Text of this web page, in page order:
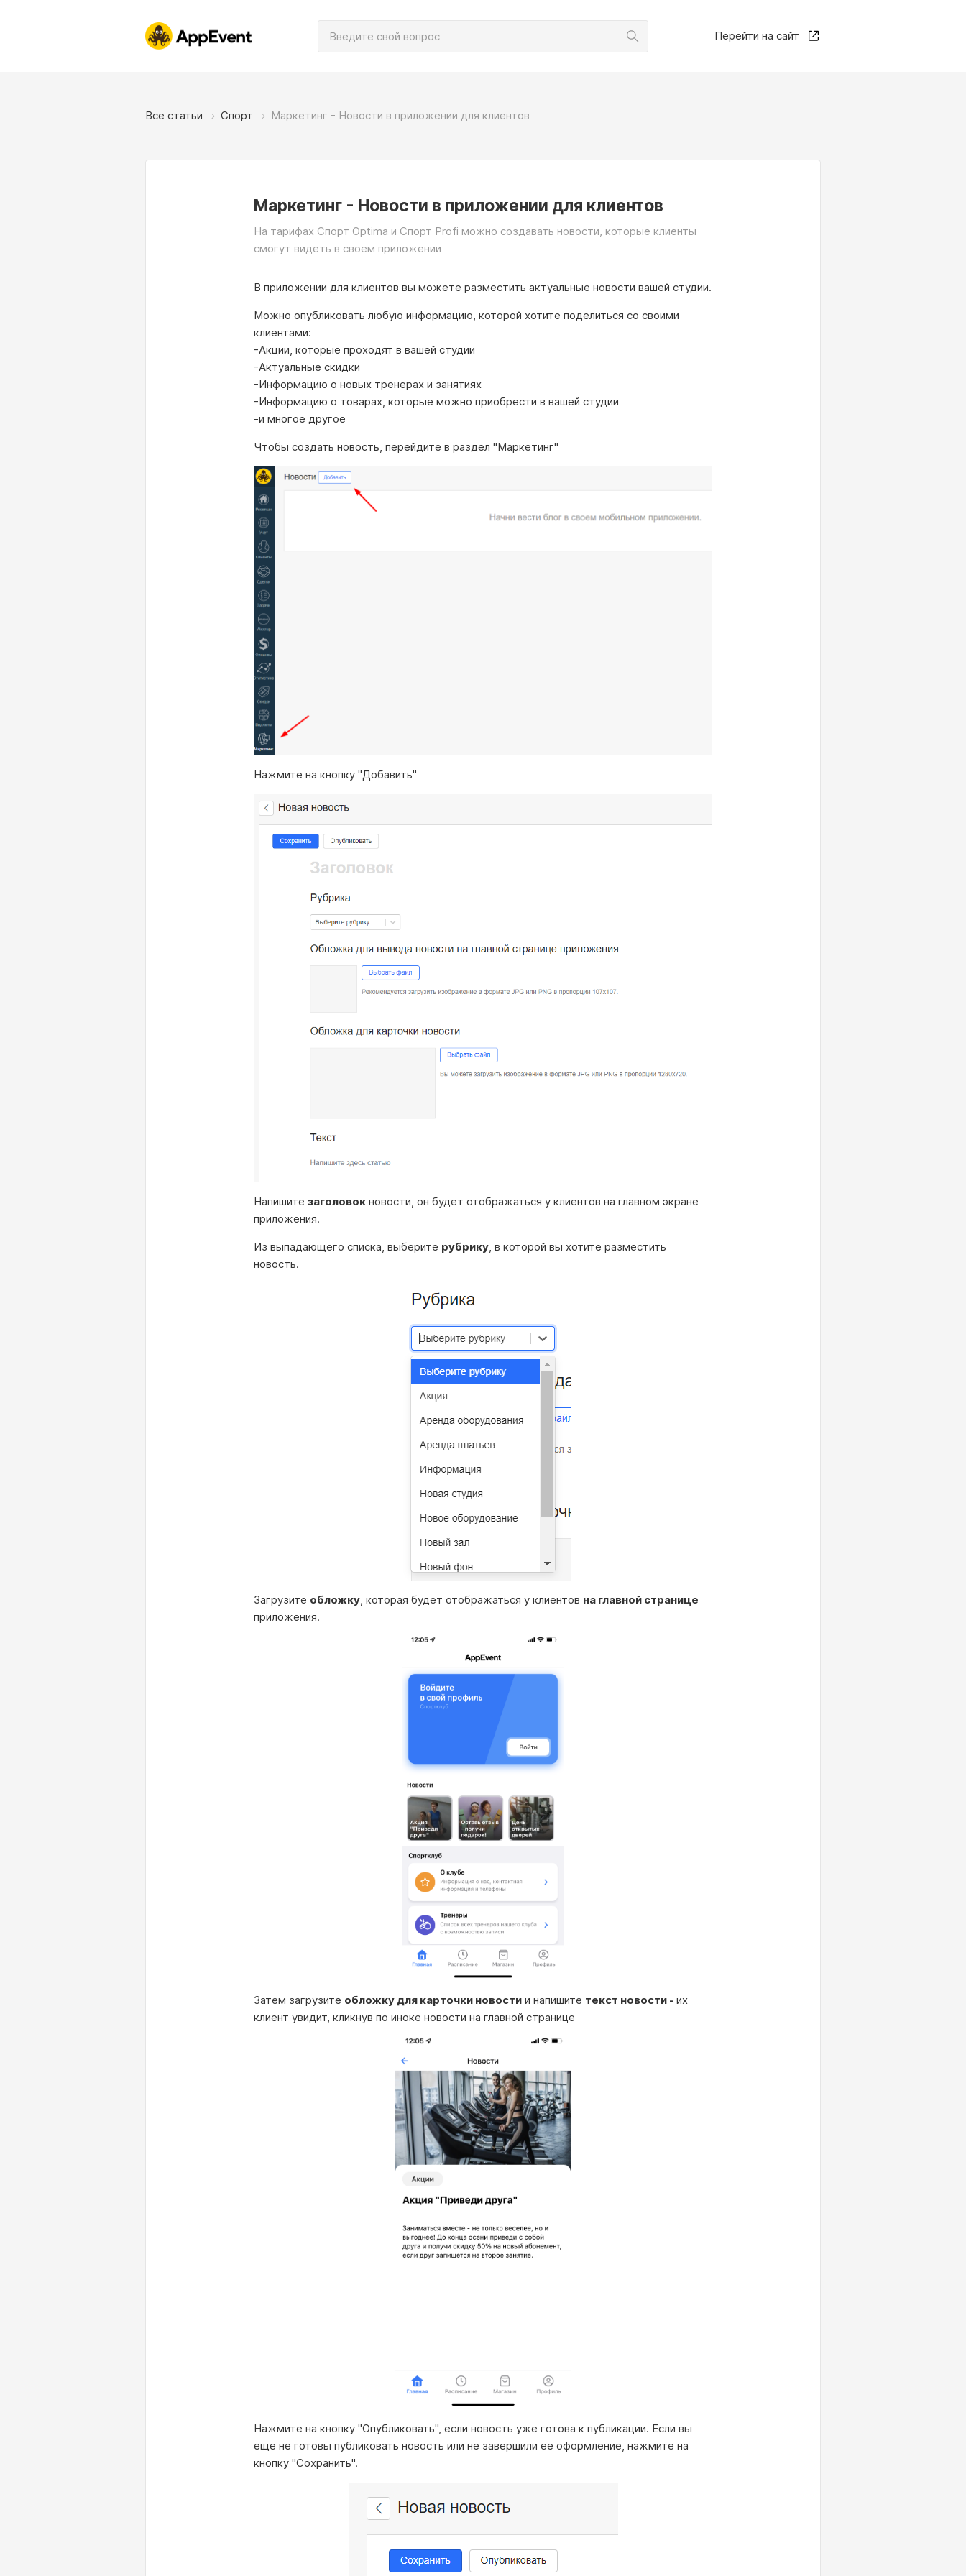
Перейти на сайт
Все статьи Спорт Маркетинг - Новости в приложении для клиентов
Маркетинг - Новости в приложении для клиентов
На тарифах Спорт Optima и Спорт Profi можно создавать новости, которые клиенты
смогут видеть в своем приложении
В приложении для клиентов вы можете разместить актуальные новости вашей студии.
Можно опубликовать любую информацию, которой хотите поделиться со своими
клиентами:
-Акции, которые проходят в вашей студии
-Актуальные скидки
-Информацию о новых тренерах и занятиях
-Информацию о товарах, которые можно приобрести в вашей студии
-и многое другое
Чтобы создать новость, перейдите в раздел "Маркетинг"
Нажмите на кнопку "Добавить"
Напишите заголовок новости, он будет отображаться у клиентов на главном экране
приложения.
Из выпадающего списка, выберите рубрику, в которой вы хотите разместить
новость.
Загрузите обложку, которая будет отображаться у клиентов на главной странице
приложения.
Затем загрузите обложку для карточки новости и напишите текст новости - их
клиент увидит, кликнув по иноке новости на главной странице
Нажмите на кнопку "Опубликовать", если новость уже готова к публикации. Если вы
еще не готовы публиковать новость или не завершили ее оформление, нажмите на
кнопку "Сохранить".